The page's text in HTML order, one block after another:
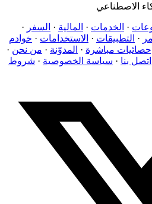
الاصطناعي
· الخدمات · المالية · السفر ·
· التطبيقات · الاستخدامات · خوادم
إحصائيات مباشرة · المدوّنة · من نحن ·
اتصل بنا · سياسة الخصوصية · شروط